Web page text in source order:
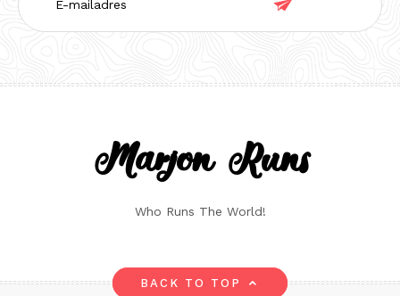
mailadres

Marjon Runs
Who Runs The World!
BACK TO TOP